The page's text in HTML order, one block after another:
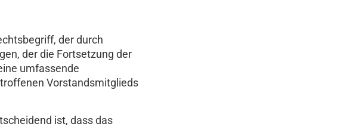
der durch
der die Fortsetzung der
umfassende
Vorstandsmitglieds
ist, dass das